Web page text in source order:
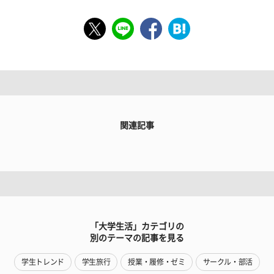
関連記事
「大学生活」カテゴリの
別のテーマの記事を見る
学生トレンド 学生旅行 授業・履修・ゼミ サークル・部活